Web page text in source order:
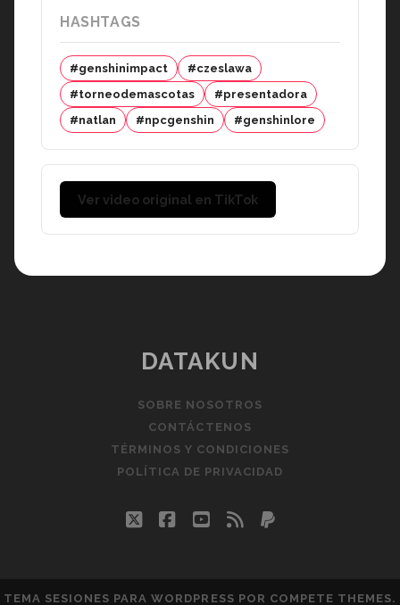
HASHTAGS
#genshinimpact
#czeslawa
#torneodemascotas
#presentadora
#natlan
#npcgenshin #genshinlore
Ver video original en TikTok
DATAKUN
SOBRE NOSOTROS
CONTÁCTENOS
TÉRMINOS Y CONDICIONES
POLÍTICA DE PRIVACIDAD
twitterfacebook
youtube
rss paypal
TEMA SESIONES PARA WORDPRESS POR COMPETE THEMES.